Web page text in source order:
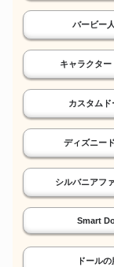
バービー
キャラクター
カスタムド
ディズニー
シルバニアフ
Smart
ドールの